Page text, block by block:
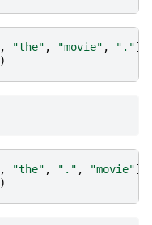
, "the" , "movie" , "."]
)
, "the" , "." , "movie"]
)